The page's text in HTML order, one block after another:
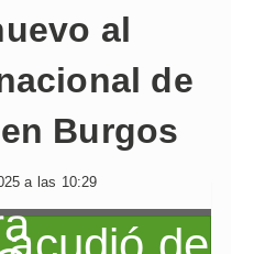
al
de
Burgos
a las 10:29